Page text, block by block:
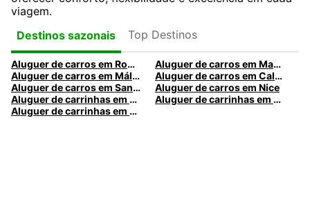
viagem.
Destinos sazonais
Top Destinos
Aluguer de carros em Roma
Aluguer de carros em Madrid
Aluguer de carros em Málaga
Aluguer de carros em Caldas da Rainha
Aluguer de carros em Santa Maria da Feira
Aluguer de carros em Nice
Aluguer de carrinhas em Nice
Aluguer de carrinhas em Santa Maria da Feira
Aluguer de carrinhas em Caldas da Rainha